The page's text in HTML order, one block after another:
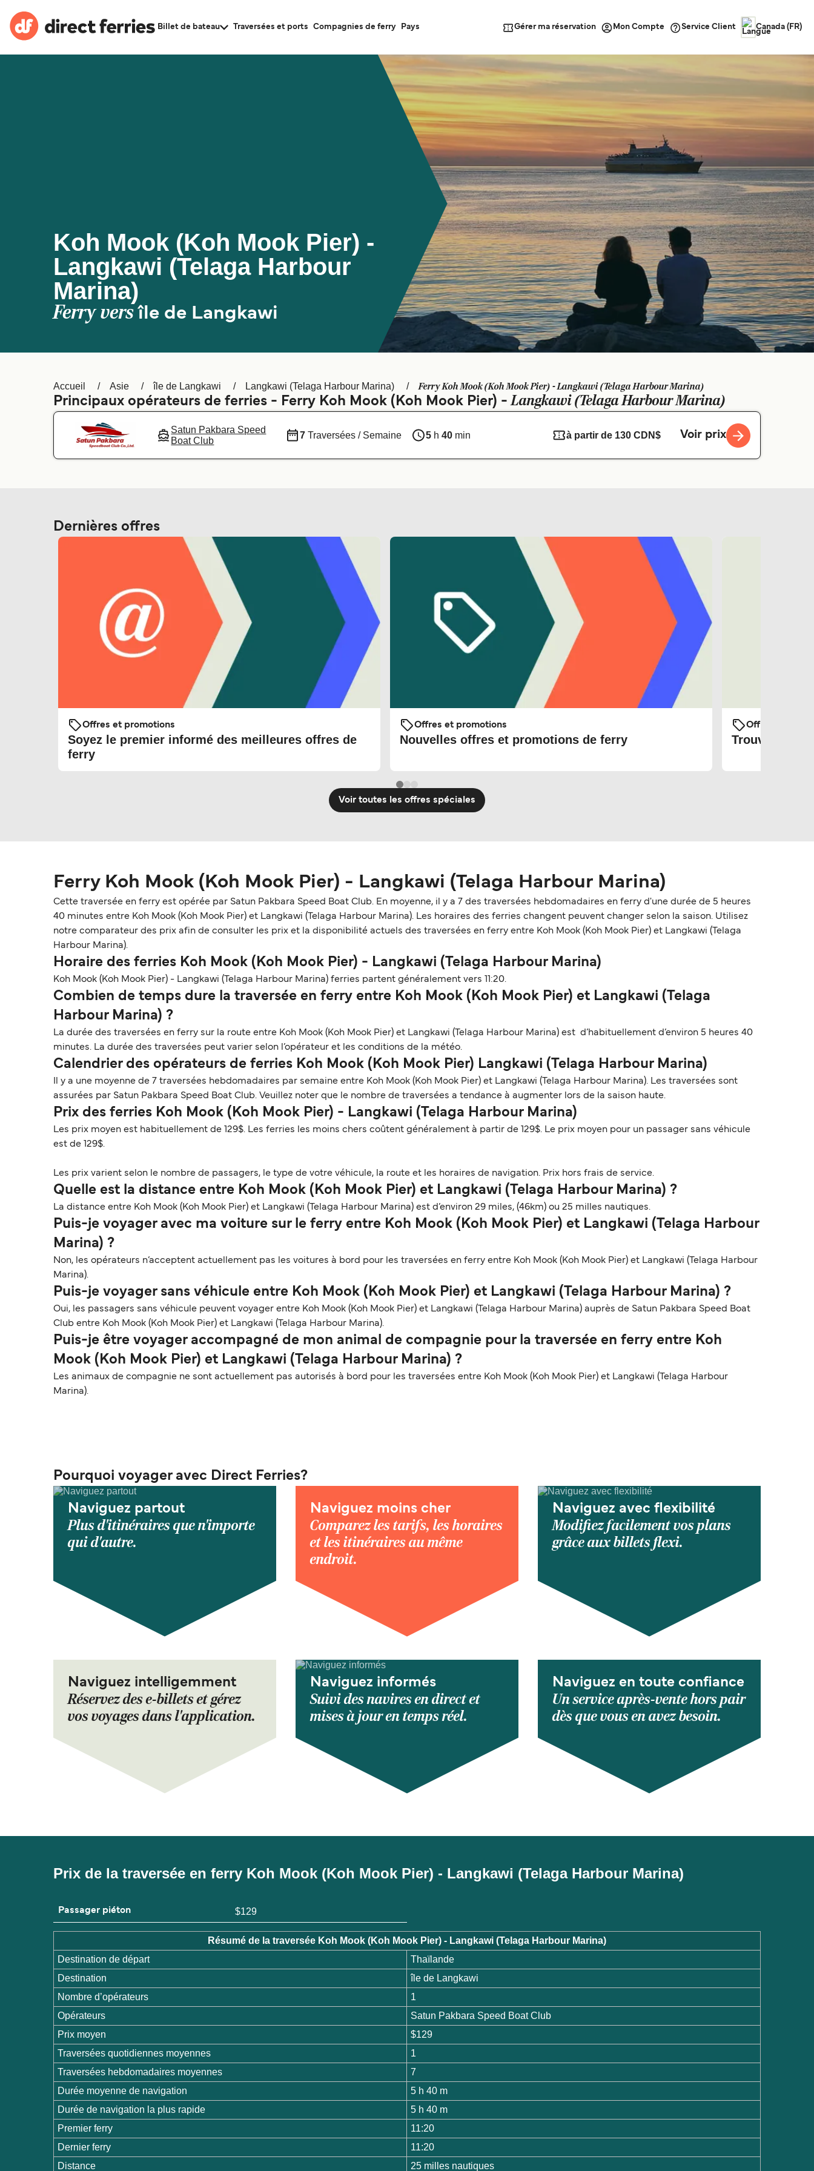
Billet de bateau Traversées et ports Compagnies de ferry Pays Gérer ma réservation Mon Compte Service Client Canada (FR)
Koh Mook (Koh Mook Pier) -
Langkawi (Telaga Harbour
Marina)
Ferry versîle de Langkawi
Accueil Asie île de Langkawi Langkawi (Telaga Harbour Marina) Ferry Koh Mook (Koh Mook Pier) - Langkawi (Telaga Harbour Marina)
Principaux opérateurs de ferries - Ferry Koh Mook (Koh Mook Pier) -Langkawi (Telaga Harbour Marina)
Satun Pakbara Speed
Boat Club
7Traversées / Semaine 5h 40min à partir de 130 CDN$ Voir prix
Dernières offres
Offres et promotions
Soyez le premier informé des meilleures offres de
ferry
Offres et promotions
Nouvelles offres et promotions de ferry
Offres et
Trouvez les
Voir toutes les offres spéciales
Ferry Koh Mook (Koh Mook Pier) - Langkawi (Telaga Harbour Marina)
Cette traversée en ferry est opérée par Satun Pakbara Speed Boat Club. En moyenne, il y a 7 des traversées hebdomadaires en ferry d'une durée de 5 heures
40 minutes entre Koh Mook (Koh Mook Pier) et Langkawi (Telaga Harbour Marina). Les horaires des ferries changent peuvent changer selon la saison. Utilisez
notre comparateur des prix afin de consulter les prix et la disponibilité actuels des traversées en ferry entre Koh Mook (Koh Mook Pier) et Langkawi (Telaga
Harbour Marina).
Horaire des ferries Koh Mook (Koh Mook Pier) - Langkawi (Telaga Harbour Marina)
Koh Mook (Koh Mook Pier) - Langkawi (Telaga Harbour Marina) ferries partent généralement vers 11:20.
Combien de temps dure la traversée en ferry entre Koh Mook (Koh Mook Pier) et Langkawi (Telaga
Harbour Marina) ?
La durée des traversées en ferry sur la route entre Koh Mook (Koh Mook Pier) et Langkawi (Telaga Harbour Marina) est d’habituellement d’environ 5 heures 40
minutes. La durée des traversées peut varier selon l’opérateur et les conditions de la météo.
Calendrier des opérateurs de ferries Koh Mook (Koh Mook Pier) Langkawi (Telaga Harbour Marina)
Il y a une moyenne de 7 traversées hebdomadaires par semaine entre Koh Mook (Koh Mook Pier) et Langkawi (Telaga Harbour Marina). Les traversées sont
assurées par Satun Pakbara Speed Boat Club. Veuillez noter que le nombre de traversées a tendance à augmenter lors de la saison haute.
Prix des ferries Koh Mook (Koh Mook Pier) - Langkawi (Telaga Harbour Marina)
Les prix moyen est habituellement de 129$. Les ferries les moins chers coûtent généralement à partir de 129$. Le prix moyen pour un passager sans véhicule
est de 129$.
Les prix varient selon le nombre de passagers, le type de votre véhicule, la route et les horaires de navigation. Prix hors frais de service.
Quelle est la distance entre Koh Mook (Koh Mook Pier) et Langkawi (Telaga Harbour Marina) ?
La distance entre Koh Mook (Koh Mook Pier) et Langkawi (Telaga Harbour Marina) est d’environ 29 miles, (46km) ou 25 milles nautiques.
Puis-je voyager avec ma voiture sur le ferry entre Koh Mook (Koh Mook Pier) et Langkawi (Telaga Harbour
Marina) ?
Non, les opérateurs n’acceptent actuellement pas les voitures à bord pour les traversées en ferry entre Koh Mook (Koh Mook Pier) et Langkawi (Telaga Harbour
Marina).
Puis-je voyager sans véhicule entre Koh Mook (Koh Mook Pier) et Langkawi (Telaga Harbour Marina) ?
Oui, les passagers sans véhicule peuvent voyager entre Koh Mook (Koh Mook Pier) et Langkawi (Telaga Harbour Marina) auprès de Satun Pakbara Speed Boat
Club entre Koh Mook (Koh Mook Pier) et Langkawi (Telaga Harbour Marina).
Puis-je être voyager accompagné de mon animal de compagnie pour la traversée en ferry entre Koh
Mook (Koh Mook Pier) et Langkawi (Telaga Harbour Marina) ?
Les animaux de compagnie ne sont actuellement pas autorisés à bord pour les traversées entre Koh Mook (Koh Mook Pier) et Langkawi (Telaga Harbour
Marina).
Pourquoi voyager avec Direct Ferries?
Naviguez partout
Plus d'itinéraires que n'importe
qui d'autre.
Naviguez moins cher
Comparez les tarifs, les horaires
et les itinéraires au même
endroit.
Naviguez avec flexibilité
Modifiez facilement vos plans
grâce aux billets flexi.
Naviguez intelligemment
Réservez des e-billets et gérez
vos voyages dans l'application.
Naviguez informés
Suivi des navires en direct et
mises à jour en temps réel.
Naviguez en toute confiance
Un service après-vente hors pair
dès que vous en avez besoin.
Prix de la traversée en ferry Koh Mook (Koh Mook Pier) - Langkawi (Telaga Harbour Marina)
Passager piéton $129
Résumé de la traversée Koh Mook (Koh Mook Pier) - Langkawi (Telaga Harbour Marina)
Destination de départ
Thaïlande
Destination
île de Langkawi
Nombre d’opérateurs
1
Opérateurs
Satun Pakbara Speed Boat Club
Prix moyen
$129
Traversées quotidiennes moyennes
1
Traversées hebdomadaires moyennes
7
Durée moyenne de navigation
5 h 40 m
Durée de navigation la plus rapide
5 h 40 m
Premier ferry
11:20
Dernier ferry
11:20
Distance
25 milles nautiques